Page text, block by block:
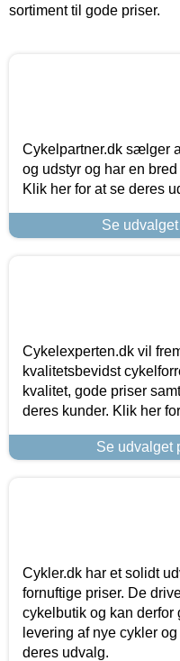
sortiment til gode priser.
Cykelpartner.dk sælger
og udstyr og har en
Klik her for at se deres
Se
Cykelexperten.dk vil
kvalitetsbevidst
kvalitet, gode priser
deres kunder. Klik her
Se udvalget
Cykler.dk har et solidt
fornuftige priser. De
cykelbutik og kan derfor
levering af nye cykler
deres udvalg.